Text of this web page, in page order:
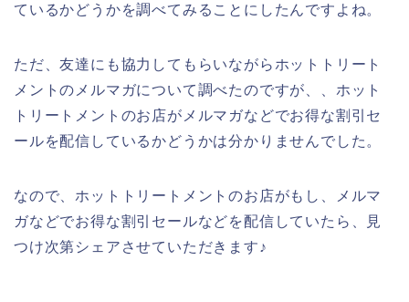
ているかどうかを調べてみることにしたんですよね。
ただ、友達にも協力してもらいながらホットトリート
メントのメルマガについて調べたのですが、、ホット
トリートメントのお店がメルマガなどでお得な割引セ
ールを配信しているかどうかは分かりませんでした。
なので、ホットトリートメントのお店がもし、メルマ
ガなどでお得な割引セールなどを配信していたら、見
つけ次第シェアさせていただきます♪